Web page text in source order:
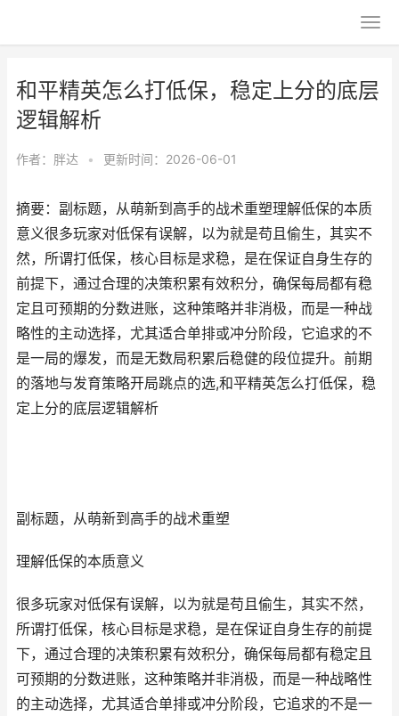
和平精英怎么打低保，稳定上分的底层
逻辑解析
作者： 胖达 • 更新时间：2026-06-01
摘要：副标题，从萌新到高手的战术重塑理解低保的本质
意义很多玩家对低保有误解，以为就是苟且偷生，其实不
然，所谓打低保，核心目标是求稳，是在保证自身生存的
前提下，通过合理的决策积累有效积分，确保每局都有稳
定且可预期的分数进账，这种策略并非消极，而是一种战
略性的主动选择，尤其适合单排或冲分阶段，它追求的不
是一局的爆发，而是无数局积累后稳健的段位提升。前期
的落地与发育策略开局跳点的选,和平精英怎么打低保，稳
定上分的底层逻辑解析
副标题，从萌新到高手的战术重塑
理解低保的本质意义
很多玩家对低保有误解，以为就是苟且偷生，其实不然，
所谓打低保，核心目标是求稳，是在保证自身生存的前提
下，通过合理的决策积累有效积分，确保每局都有稳定且
可预期的分数进账，这种策略并非消极，而是一种战略性
的主动选择，尤其适合单排或冲分阶段，它追求的不是一